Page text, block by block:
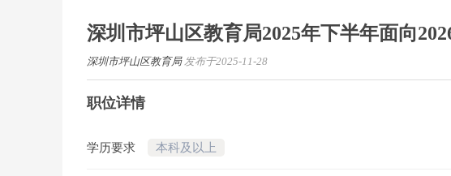
深圳市坪山区教育局2025年下半年面向
深圳市坪山区教育局发布于2025-11-28
职位详情
学历要求 本科及以上